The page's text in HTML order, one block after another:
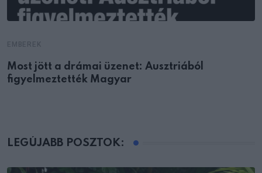
Most jött a drámai üzenet: Ausztriából
figyelmeztették Magyar
LEGÚJABB POSZTOK: